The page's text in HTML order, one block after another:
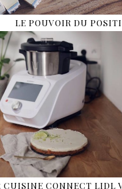
LE POUVOIR DU
CUISINE CONNECT LIDL